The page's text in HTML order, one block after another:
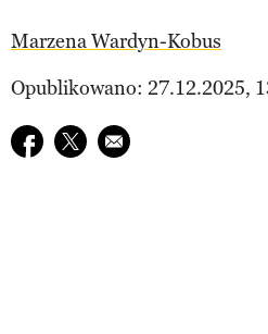
Marzena Wardyn-Kobus
Opublikowano: 27.12.2025,
Udostępnij na facebook
Udostępnij na twitter
E-mail do przyjaciela